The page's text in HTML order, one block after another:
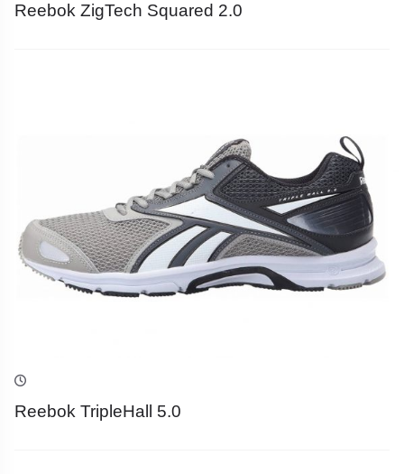
Reebok ZigTech Squared 2.0
Reebok TripleHall 5.0